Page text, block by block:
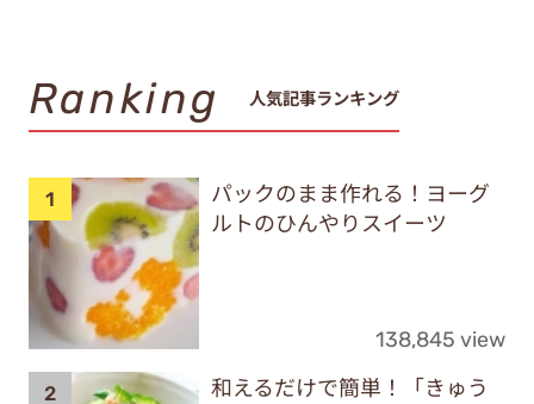
Ranking 人気記事ランキング
パックのまま作れる！ヨーグ
ルトのひんやりスイーツ
138,845 view
和えるだけで簡単！「きゅう